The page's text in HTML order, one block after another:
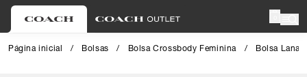
Página inicial / Bolsas / Bolsa Crossbody Feminina / Bolsa Lana